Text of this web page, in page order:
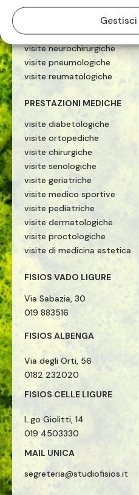
visite allergologiche
visite otorinolaringoiatriche
visite neurochirurgiche
visite pneumologiche
visite reumatologiche
PRESTAZIONI MEDICHE
visite diabetologiche
visite ortopediche
visite chirurgiche
visite senologiche
visite geriatriche
visite medico sportive
visite pediatriche
visite dermatologiche
visite proctologiche
visite di medicina estetica
FISIOS VADO LIGURE
Via Sabazia, 30
019 883516
FISIOS ALBENGA
Via degli Orti, 56
0182 232020
FISIOS CELLE LIGURE
L.go Giolitti, 14
019 4503330
MAIL UNICA
segreteria@studiofisios.it